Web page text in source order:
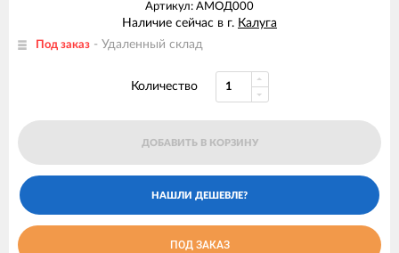
Артикул: АМОД000
Наличие сейчас в г. Калуга
Под заказ - Удаленный склад
Количество
ДОБАВИТЬ В КОРЗИНУ
ПОД ЗАКАЗ